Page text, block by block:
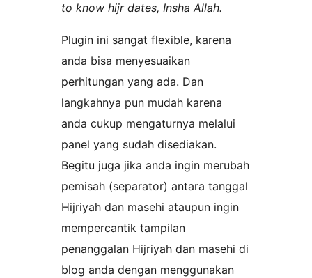
to know hijr dates, Insha Allah.
Plugin ini sangat flexible, karena
anda bisa menyesuaikan
perhitungan yang ada. Dan
langkahnya pun mudah karena
anda cukup mengaturnya melalui
panel yang sudah disediakan.
Begitu juga jika anda ingin merubah
pemisah (separator) antara tanggal
Hijriyah dan masehi ataupun ingin
mempercantik tampilan
penanggalan Hijriyah dan masehi di
blog anda dengan menggunakan